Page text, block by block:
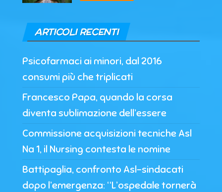
ARTICOLI RECENTI
Psicofarmaci ai minori, dal 2016
consumi più che triplicati
Francesco Papa, quando la corsa
diventa sublimazione dell’essere
Commissione acquisizioni tecniche Asl
Na 1, il Nursing contesta le nomine
Battipaglia, confronto Asl-sindacati
dopo l’emergenza: “L’ospedale tornerà